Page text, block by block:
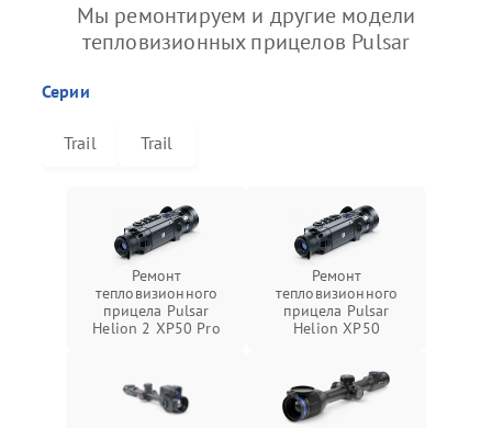
Мы ремонтируем и другие модели
тепловизионных прицелов Pulsar
Серии
Trail Trail
Ремонт
тепловизионного
прицела Pulsar
Helion 2 XP50 Pro
Ремонт
тепловизионного
прицела Pulsar
Helion XP50